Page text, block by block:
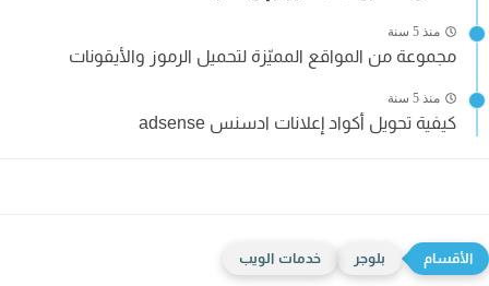
منذ 5 سنة
مجموعة من المواقع المميّزة لتحميل الرموز والأيقونات
منذ 5 سنة
كيفية تحويل أكواد إعلانات ادسنس adsense
بلوجر خدمات الويب